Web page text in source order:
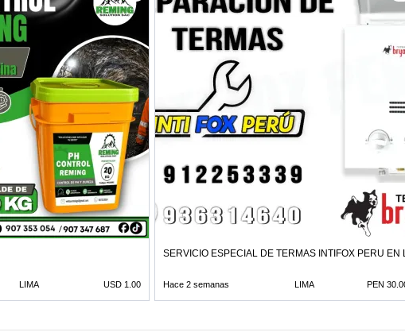
LIMA USD 1.00
SERVICIO ESPECIAL DE TERMAS INTIFOX PERU EN
Hace 2 semanas LIMA PEN